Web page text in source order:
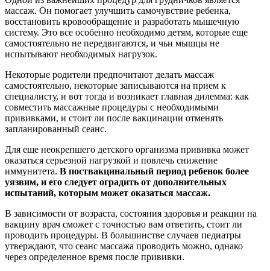
массаж. Он помогает улучшить самочувствие ребенка,
восстановить кровообращение и разработать мышечную
систему. Это все особенно необходимо детям, которые еще
самостоятельно не передвигаются, и чьи мышцы не
испытывают необходимых нагрузок.
Некоторые родители предпочитают делать массаж
самостоятельно, некоторые записываются на прием к
специалисту, и вот тогда и возникает главная дилемма: как
совместить массажные процедуры с необходимыми
прививками, и стоит ли после вакцинации отменять
запланированный сеанс.
Для еще неокрепшего детского организма прививка может
оказаться серьезной нагрузкой и повлечь снижение
иммунитета. В поствакцинальный период ребенок более
уязвим, и его следует оградить от дополнительных
испытаний, которым может оказаться массаж.
В зависимости от возраста, состояния здоровья и реакции на
вакцину врач сможет с точностью вам ответить, стоит ли
проводить процедуры. В большинстве случаев педиатры
утверждают, что сеанс массажа проводить можно, однако
через определенное время после прививки.